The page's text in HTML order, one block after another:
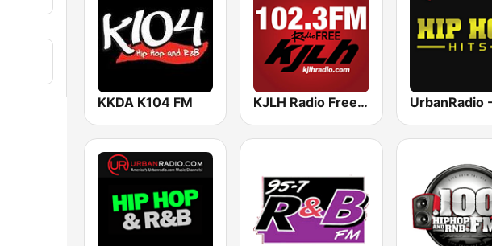
KKDA K104 FM KJLH Radio Free 102.3 FM